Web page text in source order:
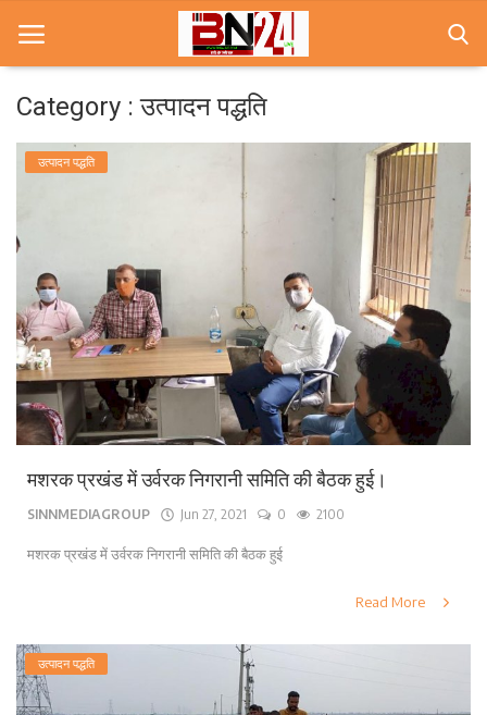
Home
करियर
स्त्री
राज्य
कृषि
मूवी मसाला
अन्य
Category : उत्पादन पद्धति
उत्पादन पद्धति
मशरक प्रखंड में उर्वरक निगरानी समिति की बैठक हुई।
SINNMEDIAGROUP Jun 27, 2021 0 2100
मशरक प्रखंड में उर्वरक निगरानी समिति की बैठक हुई
Read More
उत्पादन पद्धति